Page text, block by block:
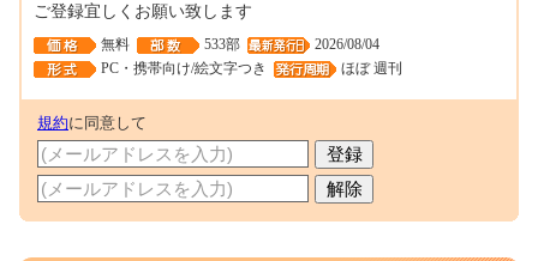
ご登録宜しくお願い致します
無料 533部
2026/08/04
PC・携帯向け/絵文字つき
ほぼ 週刊
規約に同意して